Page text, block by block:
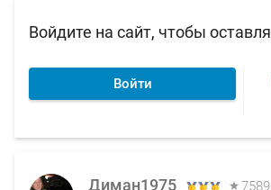
Войдите на сайт, чтобы
Войти
Диман1975